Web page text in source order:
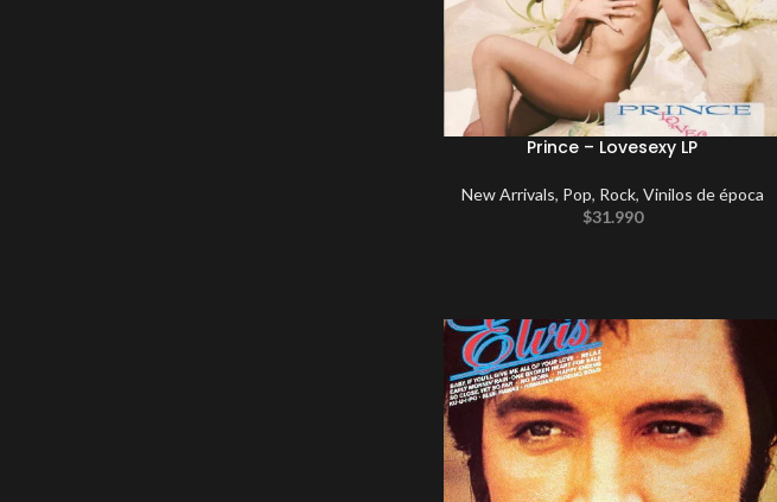
Prince – Lovesexy LP
New Arrivals, Pop, Rock, Vinilos de época
$31.990